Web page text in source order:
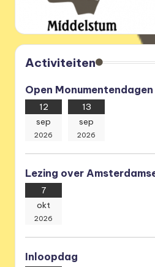
Activiteiten
Open Monumentendagen
12
sep
2026
13
sep
2026
Lezing over
7
okt
2026
Inloopdag